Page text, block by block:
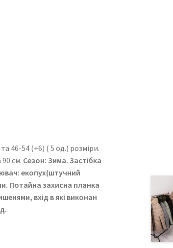
46-54 (+6) ( 5 од.) розміри.
см. Сезон: Зима. Застібка
екопух(штучний
Потайна захисна планка
вхід в які виконан